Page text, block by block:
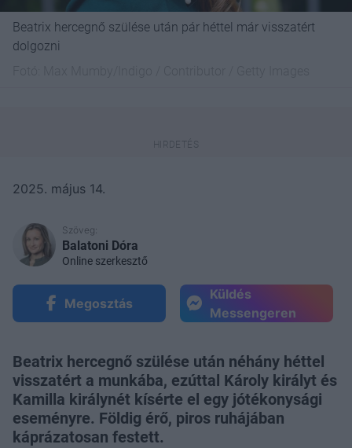
Beatrix hercegnő szülése után pár héttel már visszatért
dolgozni
2025. május 14.
Szöveg:
Balatoni Dóra
Online szerkesztő
Megosztás
Küldés
Messengeren
Beatrix hercegnő szülése után néhány héttel
visszatért a munkába, ezúttal Károly királyt és
Kamilla királynét kísérte el egy jótékonysági
eseményre. Földig érő, piros ruhájában
káprázatosan festett.